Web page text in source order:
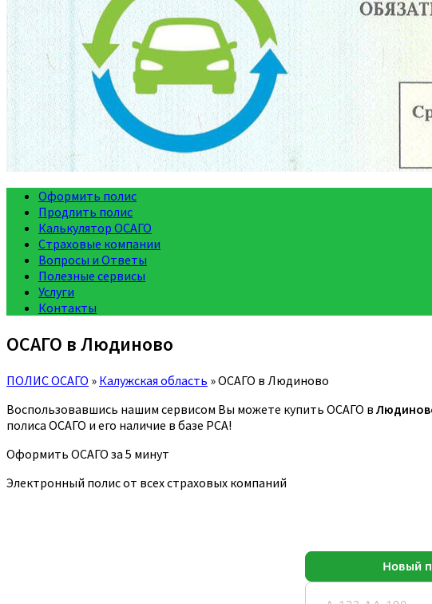
Оформить полис
Продлить полис
Калькулятор ОСАГО
Страховые компании
Вопросы и Ответы
Полезные сервисы
Услуги
Контакты
ОСАГО в Людиново
ПОЛИС ОСАГО » Калужская область »ОСАГО в Людиново
Воспользовавшись нашим сервисом Вы можете купить ОСАГО в
полиса ОСАГО и его наличие в базе РСА!
Оформить ОСАГО за 5 минут
Электронный полис от всех страховых компаний